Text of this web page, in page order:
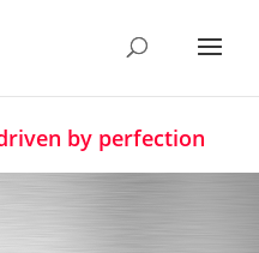
by perfection